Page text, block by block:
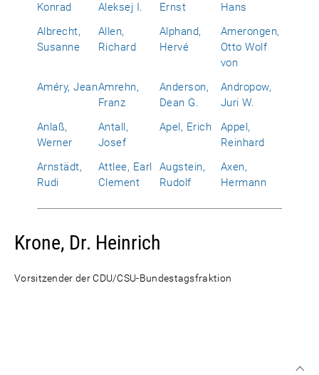
Konrad
Aleksej I.
Ernst
Hans
Albrecht,
Susanne
Allen,
Richard
Alphand,
Hervé
Amerongen,
Otto Wolf
von
Améry, JeanAmrehn,
Franz
Anderson,
Dean G.
Andropow,
Juri W.
Anlaß,
Werner
Antall,
Josef
Apel, Erich
Appel,
Reinhard
Arnstädt,
Rudi
Attlee, Earl
Clement
Augstein,
Rudolf
Axen,
Hermann
Krone, Dr. Heinrich
Vorsitzender der CDU/CSU-Bundestagsfraktion